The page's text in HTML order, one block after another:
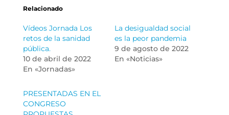
Relacionado
Vídeos Jornada Los
retos de la sanidad
pública.
10 de abril de 2022
En «Jornadas»
La desigualdad social
es la peor pandemia
9 de agosto de 2022
En «Noticias»
PRESENTADAS EN EL
CONGRESO